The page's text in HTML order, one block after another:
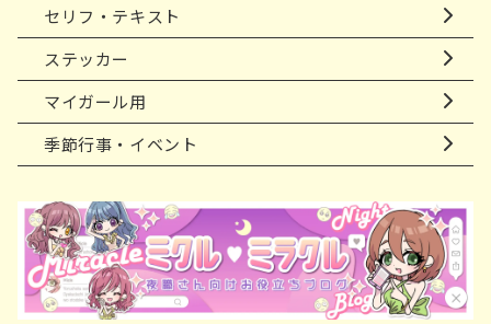
セリフ・テキスト
ステッカー
マイガール用
季節行事・イベント